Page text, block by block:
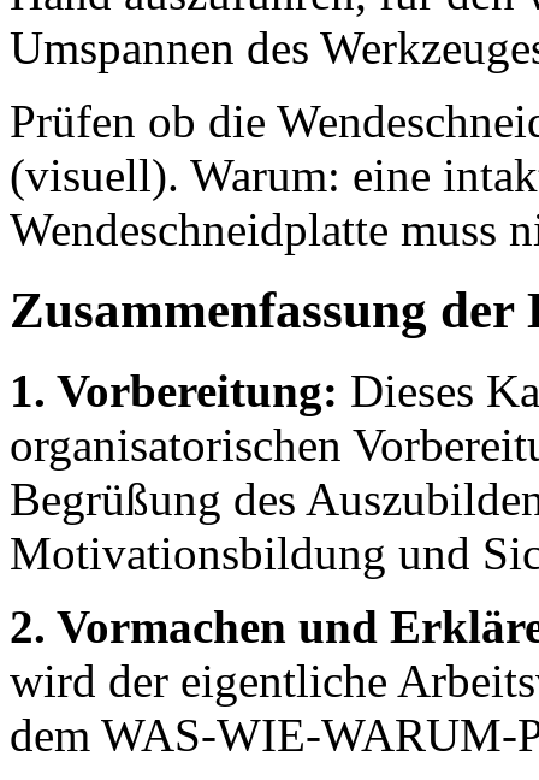
Umspannen des
Prüfen ob die
(visuell). Warum: eine
Wendeschneidplatte muss
Zusammenfassung der
1. Vorbereitung: Dieses
organisatorischen
Begrüßung des
Motivationsbildung und
2. Vormachen und
wird der eigentliche
dem WAS-WIE-WARUM-